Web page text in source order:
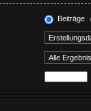
Beiträge